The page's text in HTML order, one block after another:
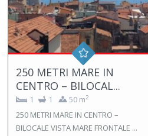
250 METRI MARE IN
CENTRO – BILOCAL...
1 1 50 m2
250 METRI MARE IN CENTRO –
BILOCALE VISTA MARE FRONTALE ...